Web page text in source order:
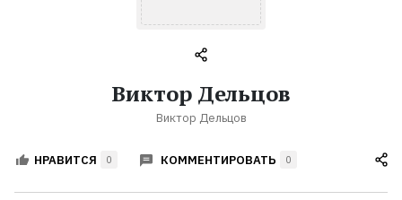
обсуждаемые
Авторы
Виктор Дельцов
Виктор Дельцов
НРАВИТСЯ 0 КОММЕНТИРОВАТЬ 0